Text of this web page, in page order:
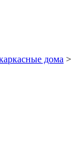
дома >